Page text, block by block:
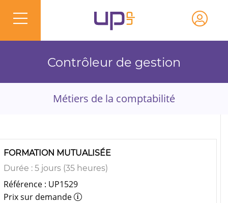
Contrôleur de gestion
Métiers de la comptabilité
FORMATION MUTUALISÉE
Durée : 5 jours (35 heures)
Référence : UP1529
Prix sur demande